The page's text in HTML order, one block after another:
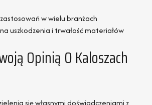
w wielu branżach
uszkodzenia i trwałość materiałów
Opinią O Kaloszach